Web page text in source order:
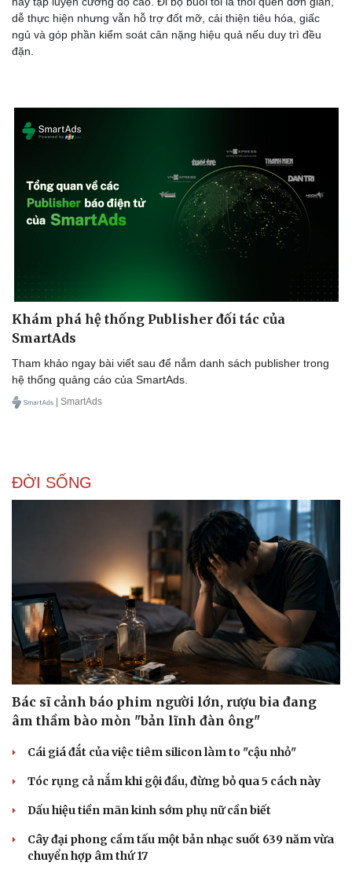
Doanh nghiệp 24h
Doanh nhân
Tin Công nghệ
dễ thực hiện nhưng vẫn hỗ trợ đốt mỡ, cải thiện tiêu hóa, giấc
ngủ và góp phần kiểm soát cân nặng hiệu quả nếu duy trì đều
đặn.
Khám phá hệ thống Publisher đối tác của
SmartAds
Tham khảo ngay bài viết sau để nắm danh sách publisher trong
hệ thống quảng cáo của SmartAds.
| SmartAds
ĐỜI SỐNG
Bác sĩ cảnh báo phim người lớn, rượu bia đang
âm thầm bào mòn "bản lĩnh đàn ông"
Cái giá đắt của việc tiêm silicon làm to "cậu nhỏ"
Tóc rụng cả nắm khi gội đầu, đừng bỏ qua 5 cách này
Dấu hiệu tiền mãn kinh sớm phụ nữ cần biết
Cây đại phong cầm tấu một bản nhạc suốt 639 năm vừa
chuyển hợp âm thứ 17